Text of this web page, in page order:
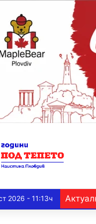
2026 - 11:13ч